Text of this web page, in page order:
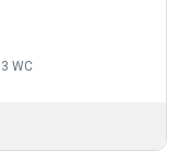
3 WC